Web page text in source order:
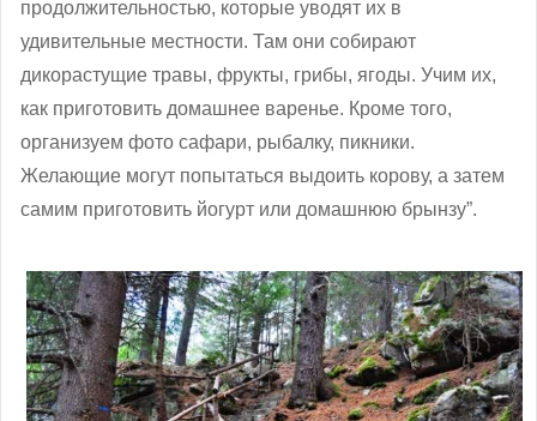
продолжительностью, которые уводят их в
удивительные местности. Там они собирают
дикорастущие травы, фрукты, грибы, ягоды. Учим их,
как приготовить домашнее варенье. Кроме того,
организуем фото сафари, рыбалку, пикники.
Желающие могут попытаться выдоить корову, а затем
самим приготовить йогурт или домашнюю брынзу”.